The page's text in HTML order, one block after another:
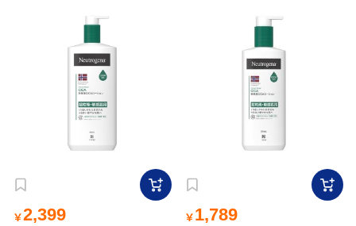
￥2,399 ￥ 1,789